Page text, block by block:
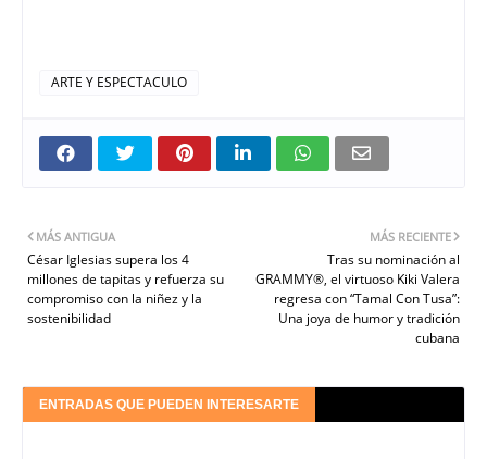
ARTE Y ESPECTACULO
MÁS RECIENTE
Tras su nominación al
GRAMMY®, el virtuoso Kiki Valera
regresa con “Tamal Con Tusa”:
Una joya de humor y tradición
cubana
MÁS ANTIGUA
César Iglesias supera los 4
millones de tapitas y refuerza su
compromiso con la niñez y la
sostenibilidad
ENTRADAS QUE PUEDEN INTERESARTE